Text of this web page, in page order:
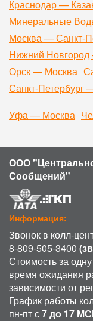
Краснодар —
Минеральные
Москва — Санкт-
Нижний
Орск — Москва
Санкт-Петербург
Уфа — Москва
ООО
Сообщений"
Информация:
Звонок в колл-
8-809-505-3400
Стоимость за
время ожидания
зависимости от
График работы
пн-пт с7 до 17